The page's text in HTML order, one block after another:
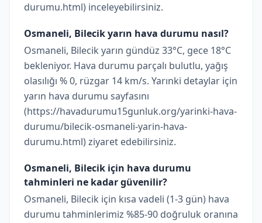
durumu.html) inceleyebilirsiniz.
Osmaneli, Bilecik yarın hava durumu nasıl?
Osmaneli, Bilecik yarın gündüz 33°C, gece 18°C
bekleniyor. Hava durumu parçalı bulutlu, yağış
olasılığı % 0, rüzgar 14 km/s. Yarınki detaylar için
yarın hava durumu sayfasını
(https://havadurumu15gunluk.org/yarinki-hava-
durumu/bilecik-osmaneli-yarin-hava-
durumu.html) ziyaret edebilirsiniz.
Osmaneli, Bilecik için hava durumu
tahminleri ne kadar güvenilir?
Osmaneli, Bilecik için kısa vadeli (1-3 gün) hava
durumu tahminlerimiz %85-90 doğruluk oranına